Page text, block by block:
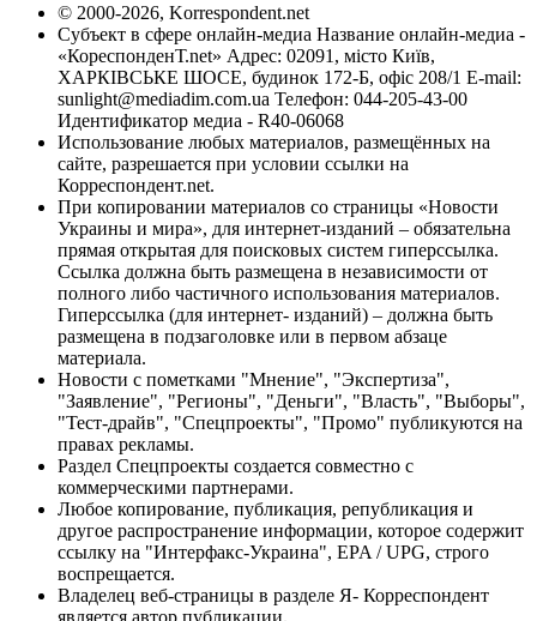
© 2000-2026, Korrespondent.net
Субъект в сфере онлайн-медиа Название онлайн-медиа -
«КореспонденТ.net» Адрес: 02091, місто Київ,
ХАРКІВСЬКЕ ШОСЕ, будинок 172-Б, офіс 208/1 E-mail:
sunlight@mediadim.com.ua Телефон: 044-205-43-00
Идентификатор медиа - R40-06068
Использование любых материалов, размещённых на
сайте, разрешается при условии ссылки на
Корреспондент.net.
При копировании материалов со страницы «Новости
Украины и мира», для интернет-изданий – обязательна
прямая открытая для поисковых систем гиперссылка.
Ссылка должна быть размещена в независимости от
полного либо частичного использования материалов.
Гиперссылка (для интернет- изданий) – должна быть
размещена в подзаголовке или в первом абзаце
материала.
Новости с пометками "Мнение", "Экспертиза",
"Заявление", "Регионы", "Деньги", "Власть", "Выборы",
"Тест-драйв", "Спецпроекты", "Промо" публикуются на
правах рекламы.
Раздел Спецпроекты создается совместно с
коммерческими партнерами.
Любое копирование, публикация, републикация и
другое распространение информации, которое содержит
ссылку на "Интерфакс-Украина", EPA / UPG, строго
воспрещается.
Владелец веб-страницы в разделе Я- Корреспондент
является автор публикации.